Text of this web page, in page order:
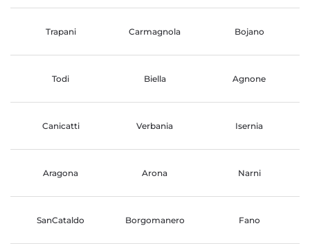
Trapani Carmagnola Bojano
Todi Biella Agnone
Canicatti Verbania Isernia
Aragona Arona Narni
SanCataldo Borgomanero Fano